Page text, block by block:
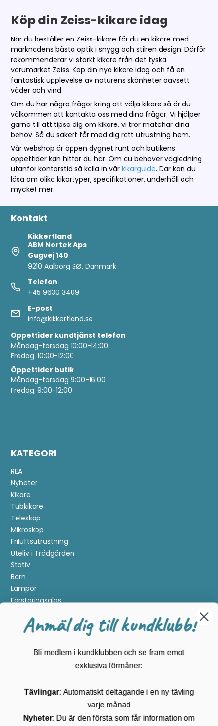
Köp din Zeiss-kikare idag
När du beställer en Zeiss-kikare får du en kikare med
marknadens bästa optik i snygg och stilren design. Därför
rekommenderar vi starkt kikare från det tyska
varumärket Zeiss. Köp din nya kikare idag och få en
fantastisk upplevelse av naturens skönheter oavsett
väder och vind.
Om du har några frågor kring att välja kikare så är du
välkommen att kontakta oss med dina frågor. Vi hjälper
gärna till att tipsa dig om kikare, vi tror matchar dina
behov. Så du säkert får med dig rätt utrustning hem.
Vår webshop är öppen dygnet runt och butikens
öppettider kan hittar du här. Om du behöver vägledning
utanför kontorstid så kolla in vårkikarguide. Där kan du
läsa om olika kikartyper, specifikationer, underhåll och
mycket mer.
Kontakt
Kikkertland
ABM Nortek Aps
Gugvej 140
9210 Aalborg SØ, Danmark
Telefon
+45 9630 3409
E-post
info@kikkertland.se
Öppettider kundtjänst telefon
Måndag-torsdag 10:00-14:00
Fredag: 10:00-12:00
Öppettider butik
Måndag-torsdag 9:00-16:00
Fredag: 9:00-12:00
KATEGORI
REA
Nyheter
Kikare
Tubkikare
Teleskop
Mikroskop
Friluftsutrustning
Uteliv i Trädgården
Stativ
Barn
Lampor
Förstoringsglas
Guider
Mærker
Köpvillkor
Cookies
Anmäl dig till kundklubb!
Bli medlem i kundklubben och se fram emot
exklusiva förmåner:
Tävlingar: Automatiskt deltagande i en ny tävling
varje månad
Nyheter: Du är den första som får information om